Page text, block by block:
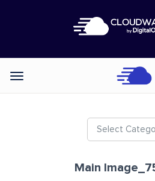
Categories
Select
Main